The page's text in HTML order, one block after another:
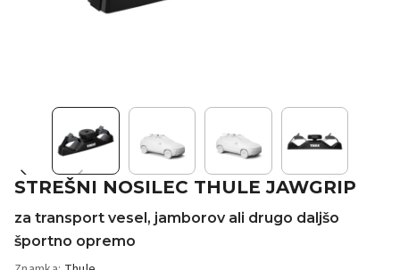
STREŠNI NOSILEC THULE JAWGRIP
za transport vesel, jamborov ali drugo daljšo
športno opremo